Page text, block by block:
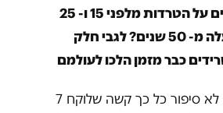
לאחרונה מפי נשים על הטרדות מלפני 15 ו- 25
שנים ואפילו למעלה מ- 50 שנים? לגבי חלק
כבר מזמן הלכו לעולמם
"הטרדה מינית זה לא סיפור כל כך קשה שלוקח 7